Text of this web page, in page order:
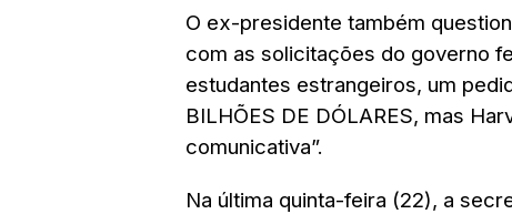
O ex-presidente também
com as solicitações do governo
estudantes estrangeiros, um
BILHÕES DE DÓLARES, mas
comunicativa”.
Na última quinta-feira (22), a